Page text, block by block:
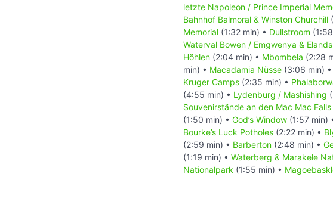
letzte Napoleon / Prince Imperial
Bahnhof Balmoral & Winston Churchill
Memorial (1:32 min) • Dullstroom
Waterval Bowen / Emgwenya &
Höhlen (2:04 min) • Mbombela (2:28
min) • Macadamia Nüsse (3:06 min) •
Kruger Camps (2:35 min) •
(4:55 min) • Lydenburg / Mashishing
Souvenirstände an den Mac Mac Falls
(1:50 min) • God’s Window (1:57 min)
Bourke’s Luck Potholes (2:22 min) •
(2:59 min) • Barberton (2:48 min) •
(1:19 min) • Waterberg & Marakele
Nationalpark (1:55 min) •